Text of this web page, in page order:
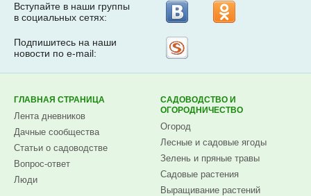
Вступайте в наши группы
в социальных сетях:
Подпишитесь на наши
новости по e-mail:
ГЛАВНАЯ СТРАНИЦА
Лента дневников
Дачные сообщества
Статьи о садоводстве
Вопрос-ответ
Люди
САДОВОДСТВО И
ОГОРОДНИЧЕСТВО
Огород
Лесные и садовые ягоды
Зелень и пряные травы
Садовые растения
Выращивание растений